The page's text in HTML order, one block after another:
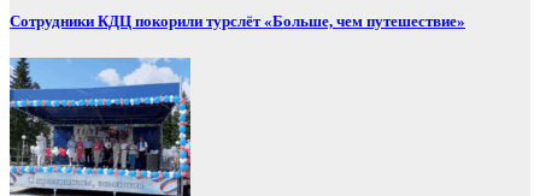
Сотрудники КДЦ покорили турслёт «Больше, чем путешествие»